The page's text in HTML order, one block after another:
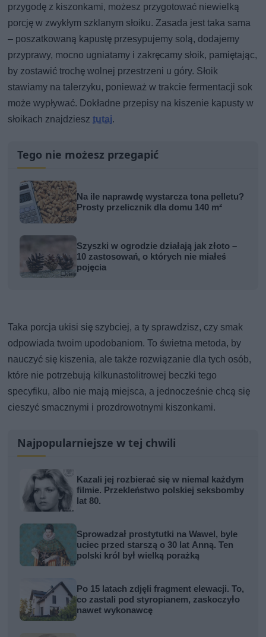
przygodę z kiszonkami, możesz przygotować niewielką
porcję w zwykłym szklanym słoiku. Zasada jest taka sama
– poszatkowaną kapustę przesypujemy solą, dodajemy
przyprawy, mocno ugniatamy i zakręcamy słoik, pamiętając,
by zostawić trochę wolnej przestrzeni u góry. Słoik
stawiamy na talerzyku, ponieważ w trakcie fermentacji sok
może wypływać. Dokładne przepisy na kiszenie kapusty w
słoikach znajdziesztutaj.
Tego nie możesz przegapić
Na ile naprawdę wystarcza tona pelletu?
Prosty przelicznik dla domu 140 m²
Szyszki w ogrodzie działają jak złoto –
10 zastosowań, o których nie miałeś
pojęcia
Taka porcja ukisi się szybciej, a ty sprawdzisz, czy smak
odpowiada twoim upodobaniom. To świetna metoda, by
nauczyć się kiszenia, ale także rozwiązanie dla tych osób,
które nie potrzebują kilkunastolitrowej beczki tego
specyfiku, albo nie mają miejsca, a jednocześnie chcą się
cieszyć smacznymi i prozdrowotnymi kiszonkami.
Najpopularniejsze w tej chwili
Kazali jej rozbierać się w niemal każdym
filmie. Przekleństwo polskiej seksbomby
lat 80.
Sprowadzał prostytutki na Wawel, byle
uciec przed starszą o 30 lat Anną. Ten
polski król był wielką porażką
Po 15 latach zdjęli fragment elewacji. To,
co zastali pod styropianem, zaskoczyło
nawet wykonawcę